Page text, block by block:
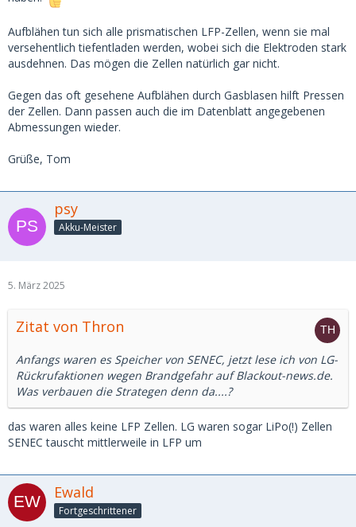
Aufblähen tun sich alle prismatischen LFP-Zellen, wenn sie mal
versehentlich tiefentladen werden, wobei sich die Elektroden stark
ausdehnen. Das mögen die Zellen natürlich gar nicht.
Gegen das oft gesehene Aufblähen durch Gasblasen hilft Pressen
der Zellen. Dann passen auch die im Datenblatt angegebenen
Abmessungen wieder.
Grüße, Tom
psy
Akku-Meister
5. März 2025
Zitat von Thron
Anfangs waren es Speicher von SENEC, jetzt lese ich von LG-
Rückrufaktionen wegen Brandgefahr auf Blackout-news.de.
Was verbauen die Strategen denn da....?
das waren alles keine LFP Zellen. LG waren sogar LiPo(!) Zellen
SENEC tauscht mittlerweile in LFP um
Ewald
Fortgeschrittener